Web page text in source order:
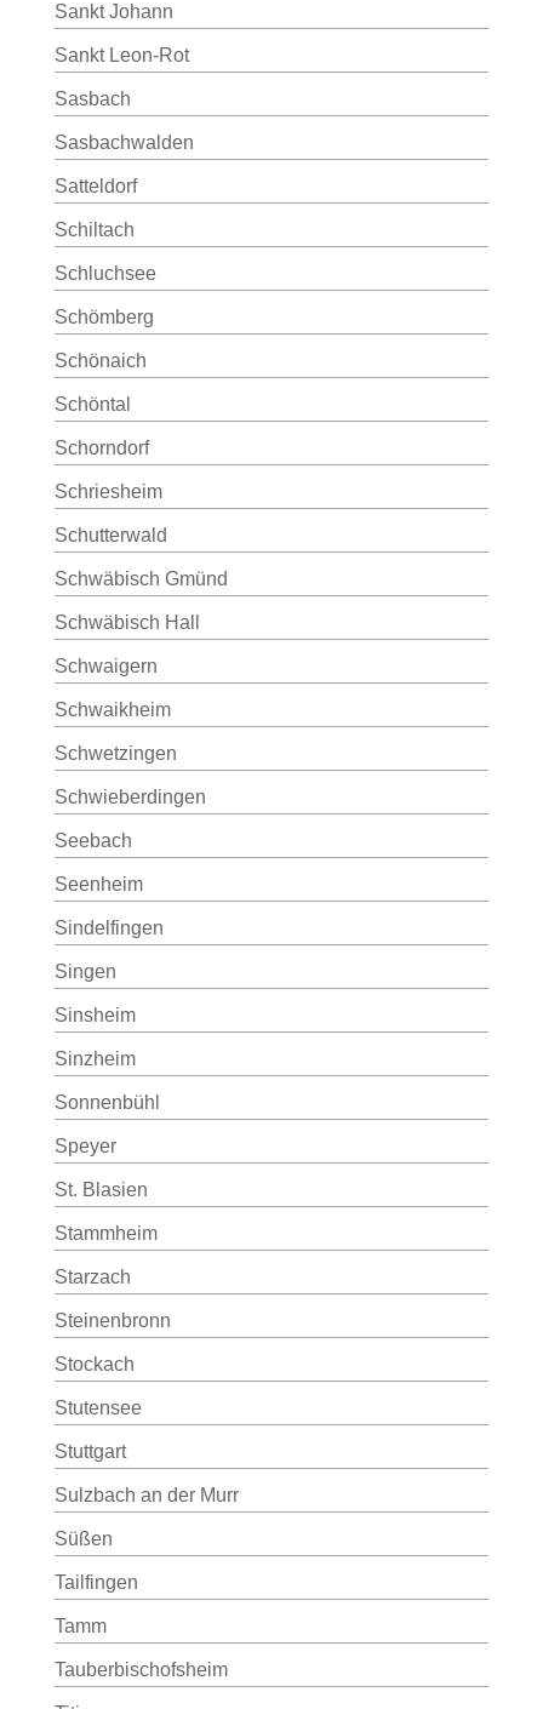
Sankt Johann
Sankt Leon-Rot
Sasbach
Sasbachwalden
Satteldorf
Schiltach
Schluchsee
Schömberg
Schönaich
Schöntal
Schorndorf
Schriesheim
Schutterwald
Schwäbisch Gmünd
Schwäbisch Hall
Schwaigern
Schwaikheim
Schwetzingen
Schwieberdingen
Seebach
Seenheim
Sindelfingen
Singen
Sinsheim
Sinzheim
Sonnenbühl
Speyer
St. Blasien
Stammheim
Starzach
Steinenbronn
Stockach
Stutensee
Stuttgart
Sulzbach an der Murr
Süßen
Tailfingen
Tamm
Tauberbischofsheim